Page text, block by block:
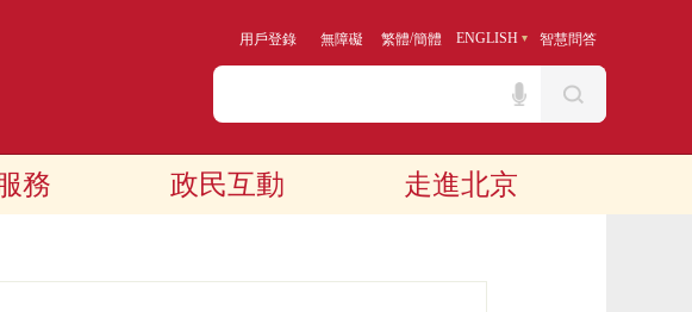
用戶登錄 無障礙 繁體/簡體 ENGLISH 智慧問答
務 政民互動 走進北京